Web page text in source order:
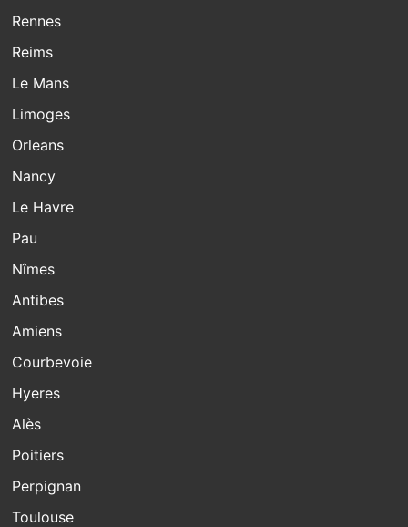
Rennes
Reims
Le Mans
Limoges
Orleans
Nancy
Le Havre
Pau
Nîmes
Antibes
Amiens
Courbevoie
Hyeres
Alès
Poitiers
Perpignan
Toulouse